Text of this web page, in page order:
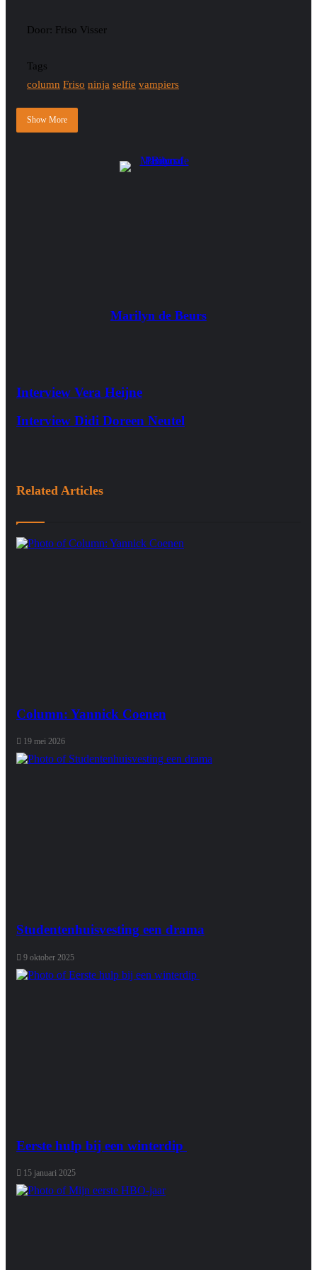
Door: Friso Visser
Tags
column Friso ninja selfie vampiers
Show More
Marilyn de Beurs
Interview Vera Heijne
Interview Didi Doreen Neutel
Related Articles
Column: Yannick Coenen
19 mei 2026
Studentenhuisvesting een drama
9 oktober 2025
Eerste hulp bij een winterdip
15 januari 2025